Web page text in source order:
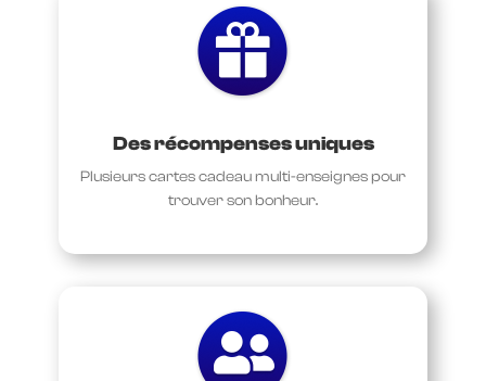
Des récompenses uniques
Plusieurs cartes cadeau multi-enseignes pour
trouver son bonheur.